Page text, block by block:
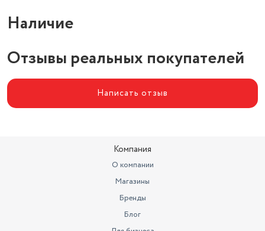
Наличие
Отзывы реальных покупателей
Написать отзыв
Компания
О компании
Магазины
Бренды
Блог